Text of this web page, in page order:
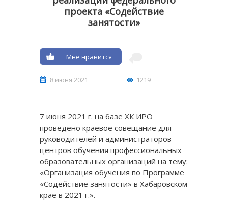
проекта «Содействие
занятости»
Мне нравится
8 июня 2021 1219
7 июня 2021 г. на базе ХК ИРО
проведено краевое совещание для
руководителей и администраторов
центров обучения профессиональных
образовательных организаций на тему:
«Организация обучения по Программе
«Содействие занятости» в Хабаровском
крае в 2021 г.».